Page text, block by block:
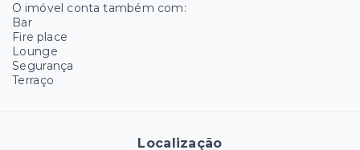
O imóvel conta também com:
Bar
Fire place
Lounge
Segurança
Terraço
Localização